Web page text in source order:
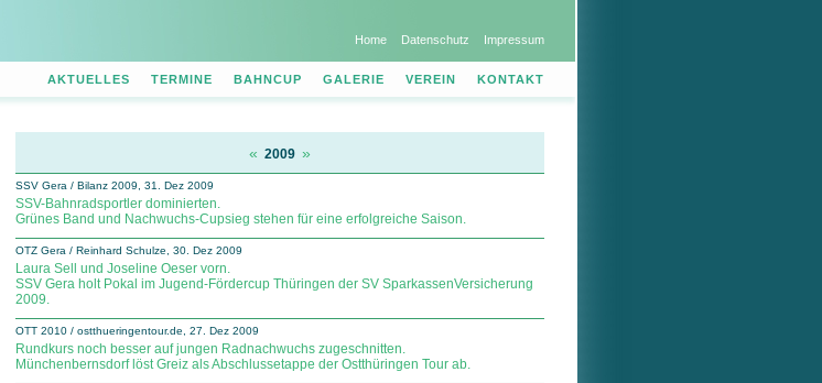
Home Datenschutz Impressum
AKTUELLES TERMINE BAHNCUP GALERIE VEREIN KONTAKT
« 2009 »
SSV Gera / Bilanz 2009, 31. Dez 2009
SSV-Bahnradsportler dominierten.
Grünes Band und Nachwuchs-Cupsieg stehen für eine erfolgreiche Saison.
OTZ Gera / Reinhard Schulze, 30. Dez 2009
Laura Sell und Joseline Oeser vorn.
SSV Gera holt Pokal im Jugend-Fördercup Thüringen der SV SparkassenVersicherung
2009.
OTT 2010 / ostthueringentour.de, 27. Dez 2009
Rundkurs noch besser auf jungen Radnachwuchs zugeschnitten.
Münchenbernsdorf löst Greiz als Abschlussetappe der Ostthüringen Tour ab.